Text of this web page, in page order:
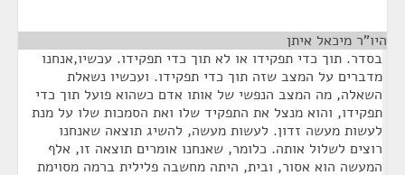
היו"ר מיכאל איתן
בסדר. תוך כדי תפקידו או לא תוך כדי תפקידו. עכשיו,אנחנו
מדברים על המצב שזה תוך כדי תפקידו. ועכשיו נשאלת
השאלה, מה המצב הנפשי של אותו אדם כשהוא פועל תוך כדי
תפקידו, והוא מנצל את התפקיד שלו ואת הסמכות שלו על מנת
לעשות מעשה זדון. לעשות מעשה, להשיג תוצאה שאנחנו
רוצים לשלול אותה. כלומר, שאנחנו אומרים תוצאה זו, אלף
המעשה הוא אסור, ובית, היתה מחשבה פלילית ברמה מסוימת